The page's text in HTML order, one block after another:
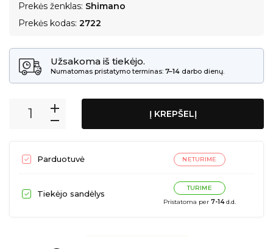
Prekės ženklas: Shimano
Prekės kodas: 2722
Užsakoma iš tiekėjo.
Numatomas pristatymo terminas: 7–14 darbo dienų.
Į KREPŠELĮ
Parduotuvė NETURIME
Tiekėjo sandėlys
TURIME
Pristatoma per 7-14d.d.